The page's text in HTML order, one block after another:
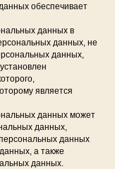
обеспечивает
данных в
данных, не
данных,
является
данных может
данных,
данных
а также
данных.